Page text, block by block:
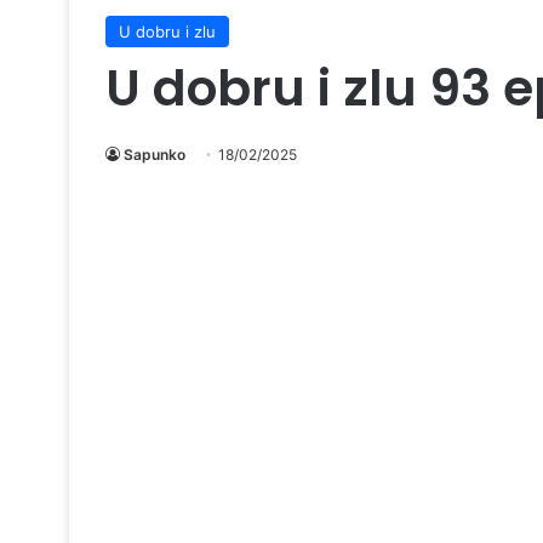
U dobru i zlu
U dobru i zlu 93
Sapunko 18/02/2025